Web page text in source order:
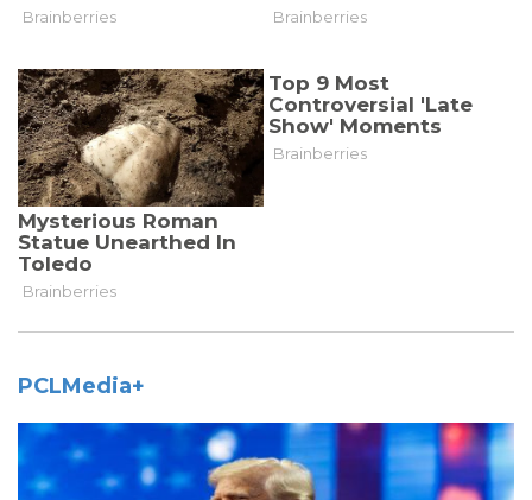
PCLMedia+